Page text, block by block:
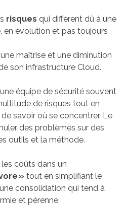
risques qui différent dû à une
en évolution et pas toujours
maîtrise et une diminution
son infrastructure Cloud.
équipe de sécurité souvent
de risques tout en
savoir où se concentrer. Le
des problèmes sur des
outils et la méthode.
coûts dans un
» tout en simplifiant le
consolidation qui tend à
et pérenne.